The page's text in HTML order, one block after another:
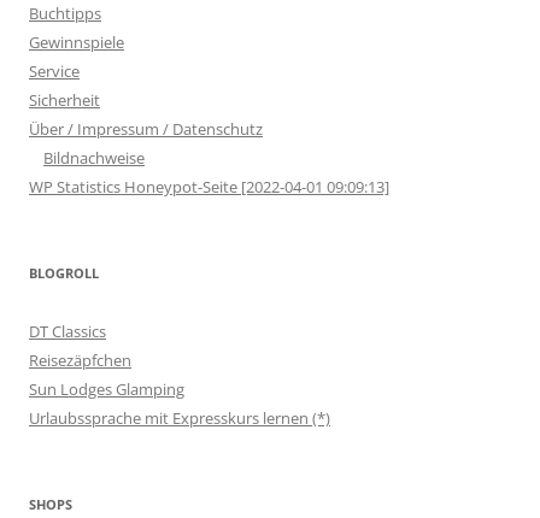
Buchtipps
Gewinnspiele
Service
Sicherheit
Über / Impressum / Datenschutz
Bildnachweise
WP Statistics Honeypot-Seite [2022-04-01 09:09:13]
BLOGROLL
DT Classics
Reisezäpfchen
Sun Lodges Glamping
Urlaubssprache mit Expresskurs lernen (*)
SHOPS